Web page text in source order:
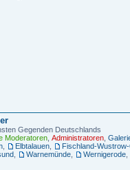
Gegenden Deutschlands
Moderatoren Administratoren
Elbtalauen Fischland-
Warnemünde Wernigerode